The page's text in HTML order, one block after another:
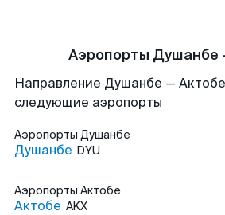
Аэропорты Душанбе
Направление Душанбе —
следующие аэропорты
Аэропорты Душанбе
Душанбе DYU
Аэропорты Актобе
Актобе AKX